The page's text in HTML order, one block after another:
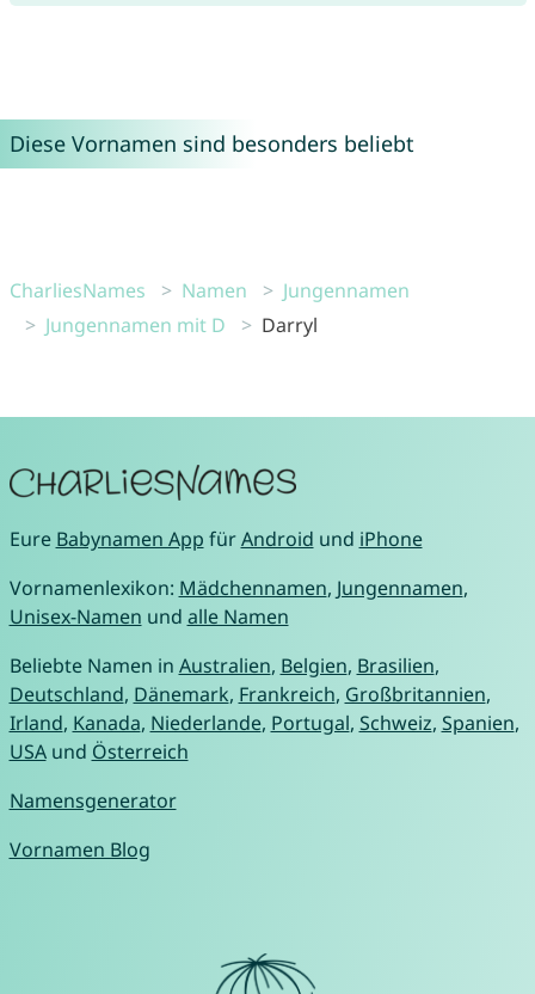
Diese Vornamen sind besonders beliebt
CharliesNames Namen
Jungennamen
Jungennamen mit D
Darryl
Eure Babynamen App fürAndroid und iPhone
Vornamenlexikon: Mädchennamen, Jungennamen,
Unisex-Namen und alle Namen
Beliebte Namen in Australien, Belgien, Brasilien,
Deutschland, Dänemark, Frankreich, Großbritannien,
Irland, Kanada, Niederlande, Portugal, Schweiz, Spanien,
USAund Österreich
Namensgenerator
Vornamen Blog